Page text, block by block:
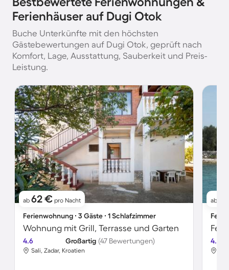
Ferienhäuser auf Dugi Otok
Buche Unterkünfte mit den höchsten
Gästebewertungen auf Dugi Otok, geprüft nach
Komfort, Lage, Ausstattung, Sauberkeit und Preis-
Leistung.
ab 62 € pro Nacht
Ferienwohnung ∙ 3 Gäste ∙ 1 Schlafzimmer
Wohnung mit Grill, Terrasse und Garten
4.6 Großartig (47 Bewertungen)
Sali, Zadar, Kroatien
ab
4.7